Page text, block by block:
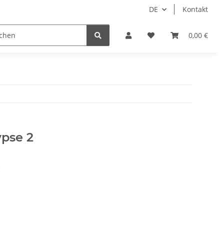
DE Kontakt
0,00 €
Idols/Cosplay 18+ Schnäppchen
2